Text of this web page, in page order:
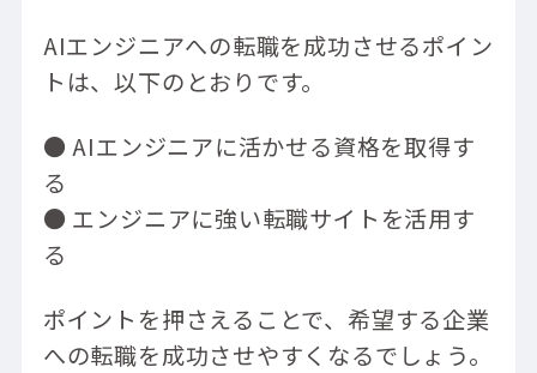
AIエンジニアへの転職を成功させるポイン
トは、以下のとおりです。
● AIエンジニアに活かせる資格を取得す
る
● エンジニアに強い転職サイトを活用す
る
ポイントを押さえることで、希望する企業
への転職を成功させやすくなるでしょう。